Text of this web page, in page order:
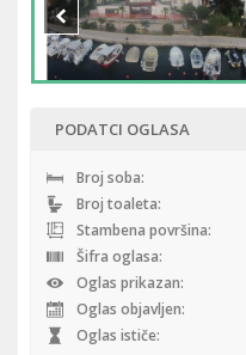
PODATCI OGLASA
Broj soba:
Broj toaleta:
Stambena površina:
Šifra oglasa:
Oglas prikazan:
Oglas objavljen:
Oglas ističe: